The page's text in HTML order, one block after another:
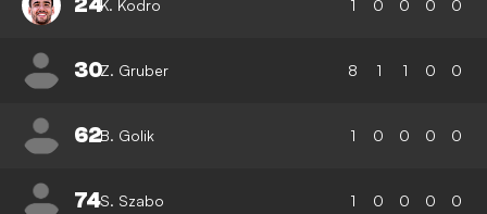
K. Kodro 1 0 0 0 0
30Z. Gruber 8 1 1 0 0
62B. Golik 1 0 0 0 0
74S. Szabo 1 0 0 0 0